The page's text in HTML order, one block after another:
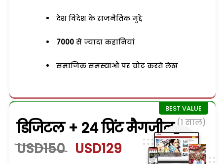
देश विदेश के राजनैतिक मुद्दे
7000 से ज्यादा कहानियां
समाजिक समस्याओं पर चोट करते लेख
डिजिटल + 24 प्रिंट मैगजीन (1 साल)
USD150 USD129